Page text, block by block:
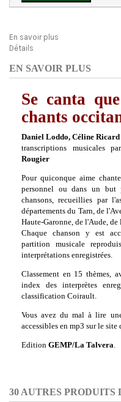
En savoir plus
Détails
EN SAVOIR PLUS
Se canta
chants
Daniel Loddo, Céline Ricard
transcriptions musicales
Rougier
Pour quiconque aime
personnel ou dans un but
chansons, recueillies par
départements du Tarn, de
Haute-Garonne, de l'Aude,
Chaque chanson y est
partition musicale
interprétations enregistrées.
Classement en 15 thèmes,
index des interprètes
classification Coirault.
Vous avez du mal à lire
accessibles en mp3 sur le site
Edition GEMP/La Talvera.
30 AUTRES